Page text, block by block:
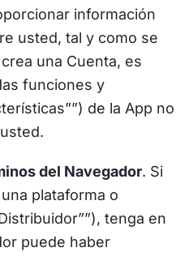
información
usted, tal y como se
una Cuenta, es
funciones y
de la App no
del Navegador. Si
plataforma o
tenga en
puede haber